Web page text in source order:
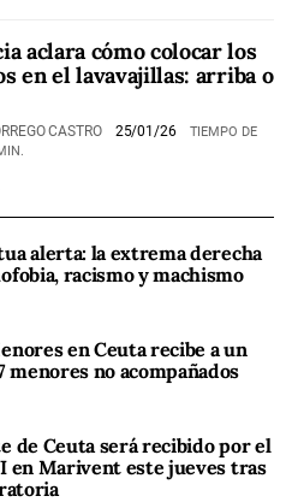
aclara cómo colocar los
en el lavavajillas: arriba o
CASTRO 25/01/26
TIEMPO DE
alerta: la extrema derecha
racismo y machismo
en Ceuta recibe a un
menores no acompañados
de Ceuta será recibido por el
en Marivent este jueves tras